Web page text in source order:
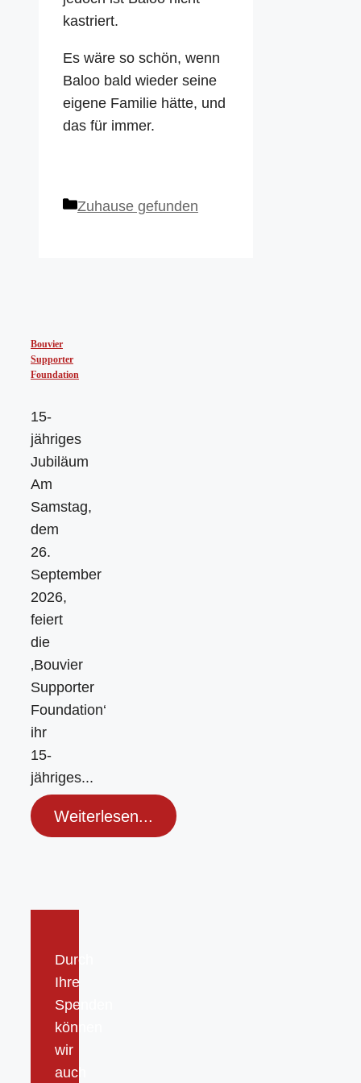
kastriert.
Es wäre so schön, wenn
Baloo bald wieder seine
eigene Familie hätte, und
das für immer.
Kategorien
Zuhause gefunden
Bouvier
Supporter
Foundation
15-
jähriges
Jubiläum
Am
Samstag,
dem
26.
September
2026,
feiert
die
‚Bouvier
Supporter
Foundation‘
ihr
15-
jähriges...
Weiterlesen...
Durch
Ihre
Spenden
können
wir
auch